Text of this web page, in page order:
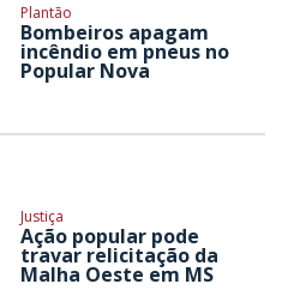
Plantão
Bombeiros apagam
incêndio em pneus no
Popular Nova
Justiça
Ação popular pode
travar relicitação da
Malha Oeste em MS